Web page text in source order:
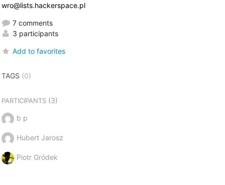
wro@lists.hackerspace.pl
7 comments
3 participants
Add to favorites
TAGS (0)
PARTICIPANTS(3)
b p
Hubert Jarosz
Piotr Gródek